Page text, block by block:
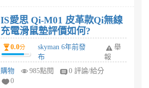
IS愛思 Qi-M01 皮革款Qi無線
充電滑鼠墊評價如何?
0.0分
skyman 6年前發
布
舉
報
購物
985點閱
0 評論/給分
0